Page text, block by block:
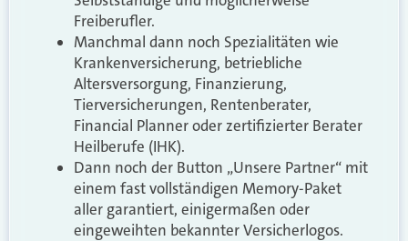
Freiberufler.
Manchmal dann noch Spezialitäten wie
Krankenversicherung, betriebliche
Altersversorgung, Finanzierung,
Tierversicherungen, Rentenberater,
Financial Planner oder zertifizierter Berater
Heilberufe (IHK).
Dann noch der Button „Unsere Partner“ mit
einem fast vollständigen Memory-Paket
aller garantiert, einigermaßen oder
eingeweihten bekannter Versicherlogos.